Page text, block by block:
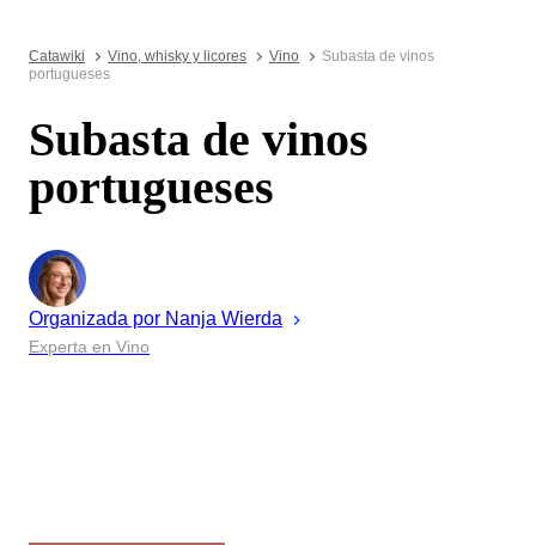
Catawiki Vino, whisky y licores Vino
Subasta de vinos
portugueses
Subasta de vinos
portugueses
Organizada por Nanja Wierda
Experta en Vino